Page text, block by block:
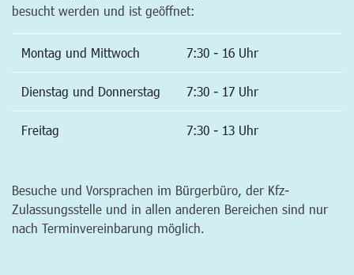
besucht werden und ist geöffnet:
Montag und Mittwoch 7:30 - 16 Uhr
Dienstag und Donnerstag 7:30 - 17 Uhr
Freitag 7:30 - 13 Uhr
Besuche und Vorsprachen im Bürgerbüro, der Kfz-
Zulassungsstelle und in allen anderen Bereichen sind nur
nach Terminvereinbarung möglich.